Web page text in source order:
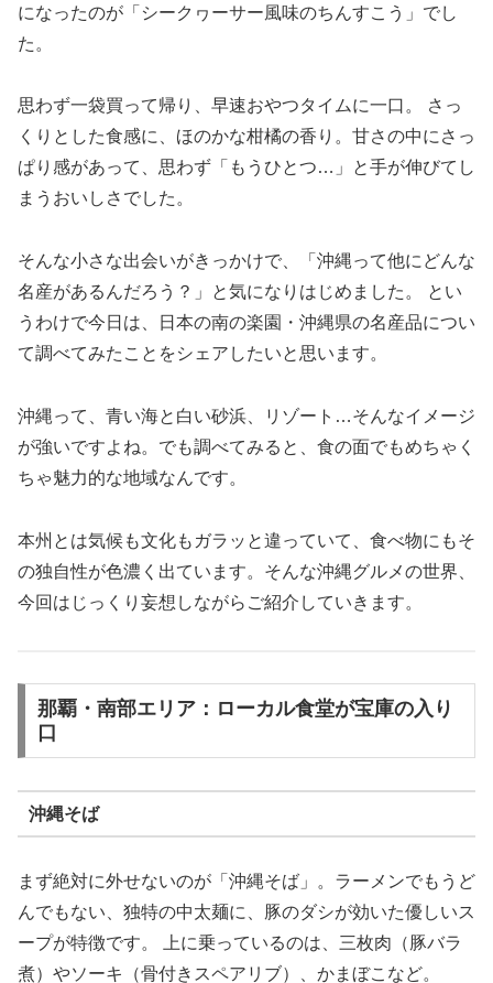
になったのが「シークヮーサー風味のちんすこう」でし
た。
思わず一袋買って帰り、早速おやつタイムに一口。 さっ
くりとした食感に、ほのかな柑橘の香り。甘さの中にさっ
ぱり感があって、思わず「もうひとつ…」と手が伸びてし
まうおいしさでした。
そんな小さな出会いがきっかけで、「沖縄って他にどんな
名産があるんだろう？」と気になりはじめました。 とい
うわけで今日は、日本の南の楽園・沖縄県の名産品につい
て調べてみたことをシェアしたいと思います。
沖縄って、青い海と白い砂浜、リゾート…そんなイメージ
が強いですよね。でも調べてみると、食の面でもめちゃく
ちゃ魅力的な地域なんです。
本州とは気候も文化もガラッと違っていて、食べ物にもそ
の独自性が色濃く出ています。そんな沖縄グルメの世界、
今回はじっくり妄想しながらご紹介していきます。
那覇・南部エリア：ローカル食堂が宝庫の入り
口
沖縄そば
まず絶対に外せないのが「沖縄そば」。ラーメンでもうど
んでもない、独特の中太麺に、豚のダシが効いた優しいス
ープが特徴です。 上に乗っているのは、三枚肉（豚バラ
煮）やソーキ（骨付きスペアリブ）、かまぼこなど。